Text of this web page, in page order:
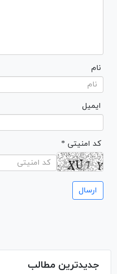
نام
ایمیل
* کد امنیتی
جدیدترین مطالب